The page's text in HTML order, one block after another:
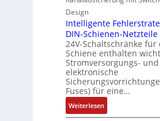
s
e
d
e
h
n
u
n
g
n
A
u
f
w
a
n
d
r
ä
n
i
t
ä
t
b
e
o
r
d
b
e
t
e
i
l
Design
Intelligente
DIN-Schienen-Netzteile
24V-Schaltschränke für
Schiene enthalten
Stromversorgungs- und
elektronische
Fuses) für eine…
Weiterlesen:
I